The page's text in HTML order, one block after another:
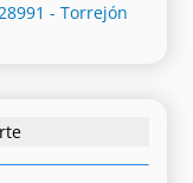
- Torrejón